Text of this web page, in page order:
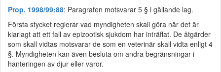
Prop. 1998/99:88: Paragrafen motsvarar 5 § i gällande lag.
Första stycket reglerar vad myndigheten skall göra när det är
klarlagt att ett fall av epizootisk sjukdom har inträffat. De åtgärder
som skall vidtas motsvarar de som en veterinär skall vidta enligt 4
§. Myndigheten kan även besluta om andra begränsningar i
hanteringen av djur eller varor.